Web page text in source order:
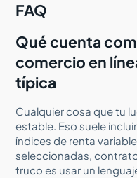
FAQ
Qué cuenta
comercio en
típica
Cualquier cosa que tu
estable. Eso suele
índices de renta
seleccionadas,
truco es usar un